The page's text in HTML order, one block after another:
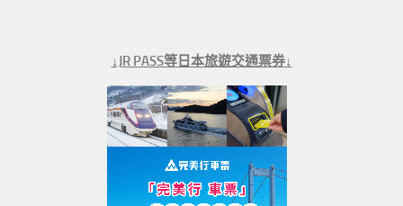
↓JR PASS等日本旅遊交通票券↓